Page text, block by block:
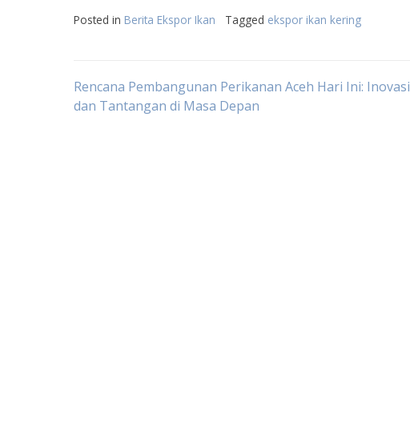
Posted in Berita Ekspor Ikan Tagged ekspor ikan kering
Post
Rencana Pembangunan Perikanan Aceh Hari Ini: Inovasi
dan Tantangan di Masa Depan